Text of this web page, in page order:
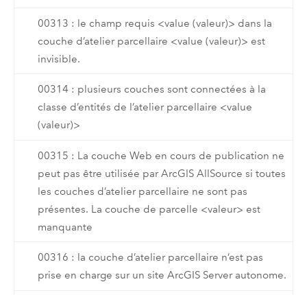
00313 : le champ requis <value (valeur)> dans la
couche d’atelier parcellaire <value (valeur)> est
invisible.
00314 : plusieurs couches sont connectées à la
classe d’entités de l’atelier parcellaire <value
(valeur)>
00315 : La couche Web en cours de publication ne
peut pas être utilisée par ArcGIS AllSource si toutes
les couches d’atelier parcellaire ne sont pas
présentes. La couche de parcelle <valeur> est
manquante
00316 : la couche d’atelier parcellaire n’est pas
prise en charge sur un site ArcGIS Server autonome.